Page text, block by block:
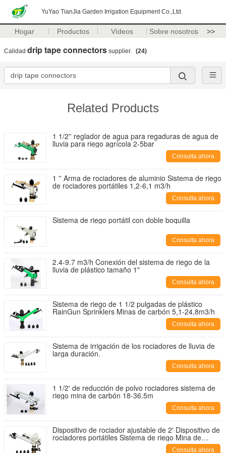
YuYao TianJia Garden Irrigation Equipment Co.,Ltd.
Hogar Productos Vídeos Sobre nosotros >>
Calidad drip tape connectors supplier. (24)
Related Products
1 1/2'' reglador de agua para regaduras de agua de
lluvia para riego agrícola 2-5bar
Consulta ahora
1 '' Arma de rociadores de aluminio Sistema de riego
de rociadores portátiles 1,2-6,1 m3/h
Consulta ahora
Sistema de riego portátil con doble boquilla
Consulta ahora
2.4-9.7 m3/h Conexión del sistema de riego de la
lluvia de plástico tamaño 1"
Consulta ahora
Sistema de riego de 1 1/2 pulgadas de plástico
RainGun Sprinklers Minas de carbón 5,1-24,8m3/h
Consulta ahora
Sistema de irrigación de los rociadores de lluvia de
larga duración.
Consulta ahora
1 1/2' de reducción de polvo rociadores sistema de
riego mina de carbón 18-36.5m
Consulta ahora
Dispositivo de rociador ajustable de 2' Dispositivo de
rociadores portátiles Sistema de riego Mina de
Consulta ahora